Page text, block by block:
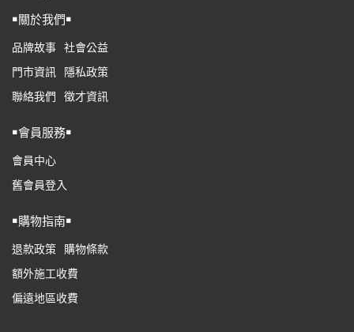
￭關於我們￭
品牌故事 社會公益
門市資訊 隱私政策
聯絡我們 徵才資訊
￭會員服務￭
會員中心
舊會員登入
￭購物指南￭
退款政策 購物條款
額外施工收費
偏遠地區收費